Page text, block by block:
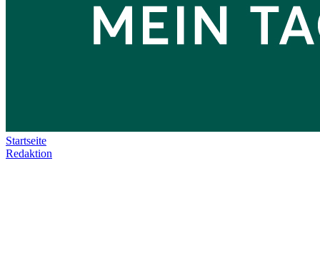
Startseite
Redaktion